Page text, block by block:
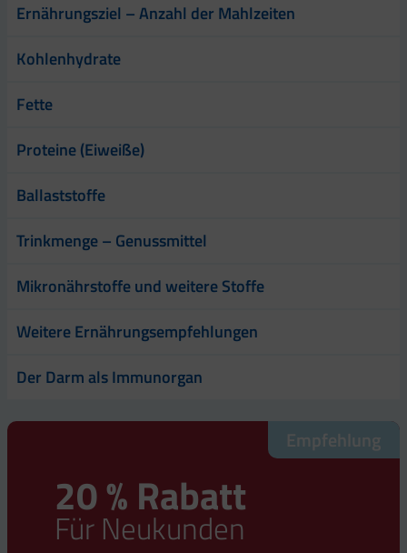
Ernährungsziel – Anzahl der Mahlzeiten
Kohlenhydrate
Fette
Proteine (Eiweiße)
Ballaststoffe
Trinkmenge – Genussmittel
Mikronährstoffe und weitere Stoffe
Weitere Ernährungsempfehlungen
Der Darm als Immunorgan
Empfehlung
20 % Rabatt
Für Neukunden